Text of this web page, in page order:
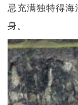
忌充满独特得
身。